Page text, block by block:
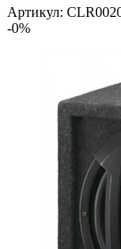
Артикул:
-0%